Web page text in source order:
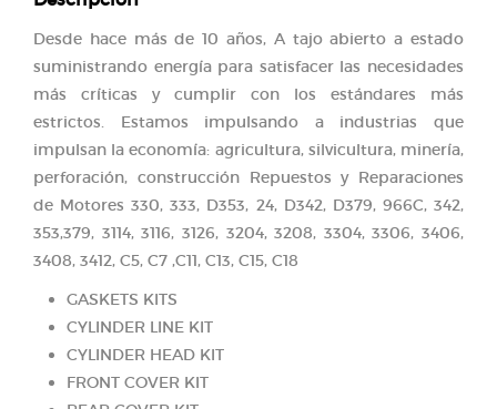
Desde hace más de 10 años, A tajo abierto a estado
suministrando energía para satisfacer las necesidades
más críticas y cumplir con los estándares más
estrictos. Estamos impulsando a industrias que
impulsan la economía: agricultura, silvicultura, minería,
perforación, construcción Repuestos y Reparaciones
de Motores 330, 333, D353, 24, D342, D379, 966C, 342,
353,379, 3114, 3116, 3126, 3204, 3208, 3304, 3306, 3406,
3408, 3412, C5, C7 ,C11, C13, C15, C18
GASKETS KITS
CYLINDER LINE KIT
CYLINDER HEAD KIT
FRONT COVER KIT